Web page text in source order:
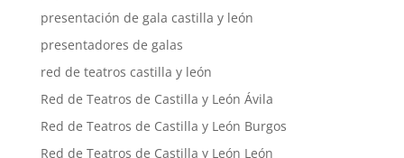
presentación de gala castilla y león
presentadores de galas
red de teatros castilla y león
Red de Teatros de Castilla y León Ávila
Red de Teatros de Castilla y León Burgos
Red de Teatros de Castilla y León León